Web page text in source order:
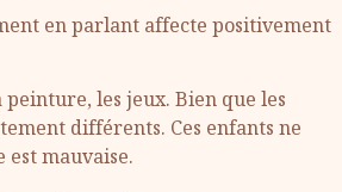
en parlant affecte positivement
les jeux. Bien que les
différents. Ces enfants ne
mauvaise.